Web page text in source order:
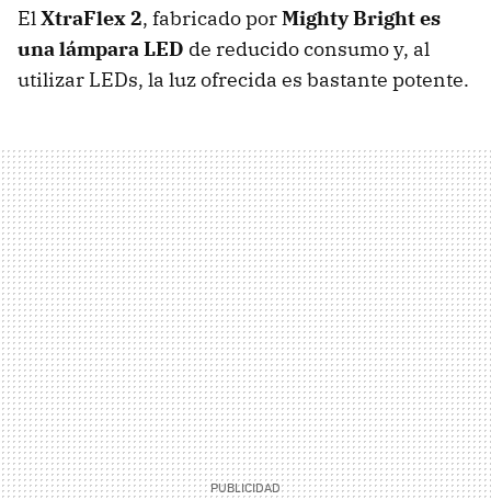
ElXtraFlex 2, fabricado porMighty Bright es
una lámpara LED de reducido consumo y, al
utilizar LEDs, la luz ofrecida es bastante potente.